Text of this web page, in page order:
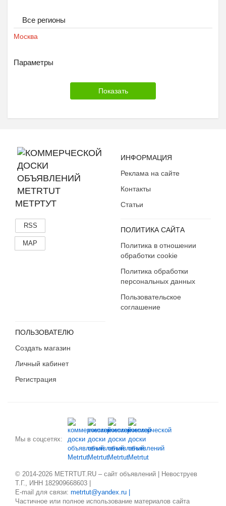
Microsoft
Samsung
Toshiba
Все регионы
Москва
Параметры
МЕТРТУТ
RSS
MAP
ИНФОРМАЦИЯ
Реклама на сайте
Контакты
Статьи
ПОЛИТИКА САЙТА
Политика в отношении
обработки cookie
Политика обработки
персональных данных
Пользовательское
соглашение
ПОЛЬЗОВАТЕЛЮ
Создать магазин
Личный кабинет
Регистрация
Мы в соцсетях:
© 2014-2026 METRTUT.RU – сайт объявлений | Невоструев
Т.Г., ИНН 182909668603 |
E-mail для связи: metrtut@yandex.ru |
Частичное или полное использование материалов сайта